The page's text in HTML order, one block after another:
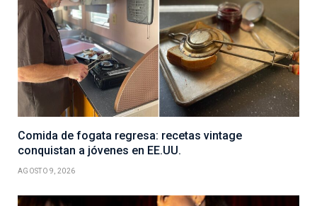
Comida de fogata regresa: recetas vintage
conquistan a jóvenes en EE.UU.
AGOSTO 9, 2026